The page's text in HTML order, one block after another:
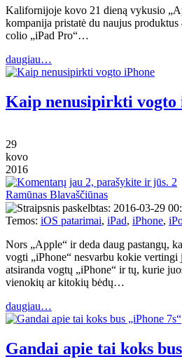
Kalifornijoje kovo 21 dieną vykusio
kompanija pristatė du naujus
colio „iPad Pro“…
daugiau…
Kaip nenusipirkti vogto
29
kovo
2016
2
Ramūnas Blavaščiūnas
Temos: iOS patarimai, iPad, iPhone,
Nors „Apple“ ir deda daug pastangų,
vogti „iPhone“ nesvarbu kokie
atsiranda vogtų „iPhone“ ir tų, kurie
vienokių ar kitokių bėdų…
daugiau…
Gandai apie tai koks